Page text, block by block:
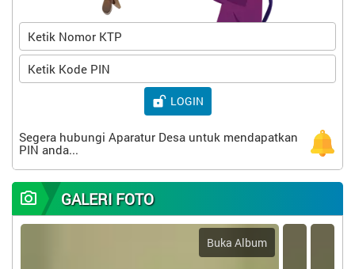
Kecamatan Terara, Kabupaten Lombok Timur
Provinsi Nusa Tenggara Barat
LOGIN
Segera hubungi Aparatur Desa untuk mendapatkan
PIN anda...
GALERI FOTO
Buka Album